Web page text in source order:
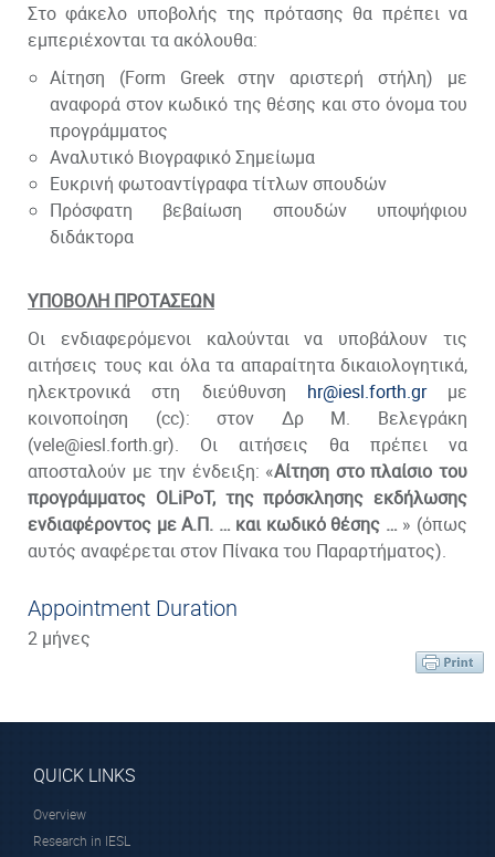
Στο φάκελο υποβολής της πρότασης θα πρέπει να
εμπεριέχονται τα ακόλουθα:
Αίτηση (Form Greek στην αριστερή στήλη) με
αναφορά στον κωδικό της θέσης και στο όνομα του
προγράμματος
Αναλυτικό Βιογραφικό Σημείωμα
Ευκρινή φωτοαντίγραφα τίτλων σπουδών
Πρόσφατη βεβαίωση σπουδών υποψήφιου
διδάκτορα
ΥΠΟΒΟΛΗ ΠΡΟΤΑΣΕΩΝ
Οι ενδιαφερόμενοι καλούνται να υποβάλουν τις
αιτήσεις τους και όλα τα απαραίτητα δικαιολογητικά,
ηλεκτρονικά στη διεύθυνση hr@iesl.forth.grμε
κοινοποίηση (cc): στον Δρ Μ. Βελεγράκη
(vele@iesl.forth.gr). Οι αιτήσεις θα πρέπει να
αποσταλούν με την ένδειξη: «Αίτηση στο πλαίσιο του
προγράμματος OLiPoT, της πρόσκλησης εκδήλωσης
ενδιαφέροντος με Α.Π. … και κωδικό θέσης … » (όπως
αυτός αναφέρεται στον Πίνακα του Παραρτήματος).
Appointment Duration
2 μήνες
QUICK LINKS
Overview
Research in IESL